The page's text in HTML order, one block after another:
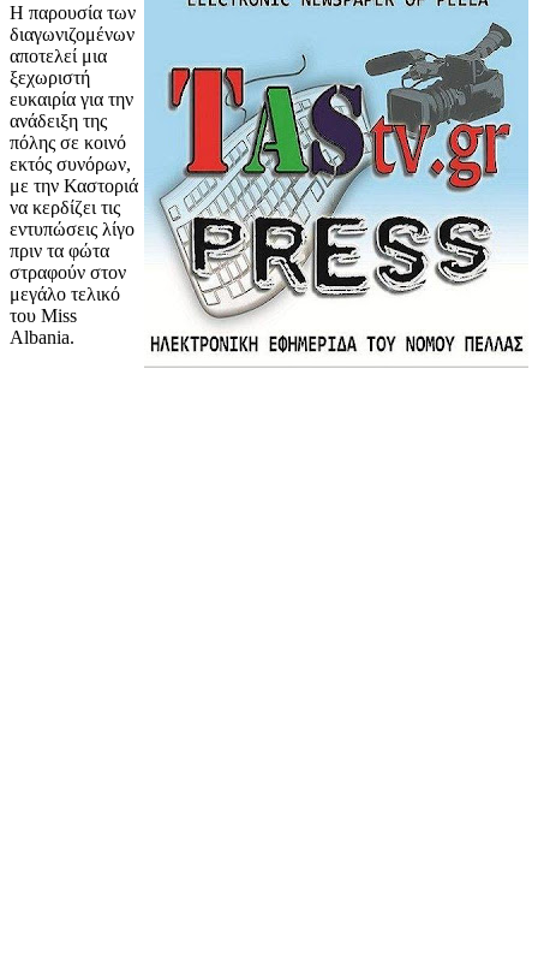
Η παρουσία των
διαγωνιζομένων
αποτελεί μια
ξεχωριστή
ευκαιρία για την
ανάδειξη της
πόλης σε κοινό
εκτός συνόρων,
με την Καστοριά
να κερδίζει τις
εντυπώσεις λίγο
πριν τα φώτα
στραφούν στον
μεγάλο τελικό
του Miss
Albania.